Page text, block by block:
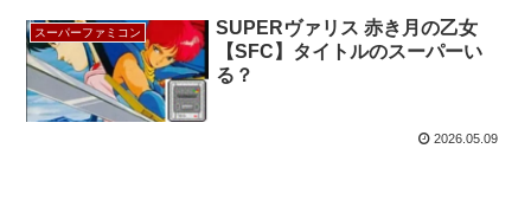
スーパーファミコン
SUPERヴァリス 赤き月の乙女
【SFC】タイトルのスーパーい
る？
2026.05.09